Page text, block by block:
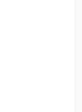
Horeca aantal